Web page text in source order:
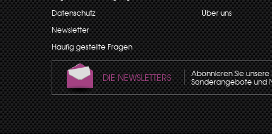
Datenschutz
Newsletter
Häufig gestellte Fragen
Über uns
DIE NEWSLETTERS Abonnieren Sie
Sonderangebote und